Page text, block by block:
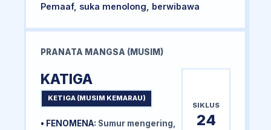
Pemaaf, suka menolong, berwibawa
PRANATA MANGSA (MUSIM)
KATIGA
KETIGA (MUSIM KEMARAU)
• FENOMENA: Sumur mengering,
SIKLUS
24